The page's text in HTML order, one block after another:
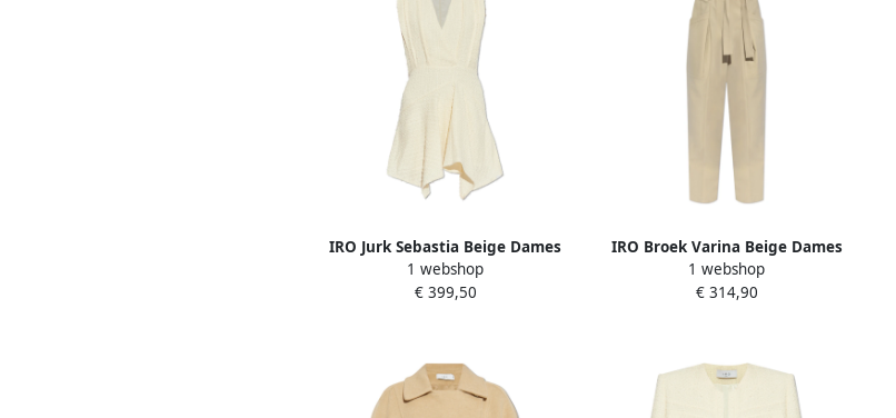
IRO Jurk Sebastia Beige Dames
1 webshop
€ 399,50
IRO Broek Varina Beige Dames
1 webshop
€ 314,90